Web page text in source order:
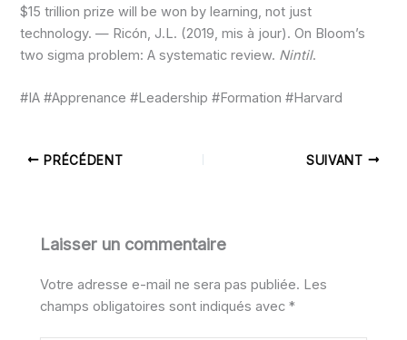
$15 trillion prize will be won by learning, not just
technology. — Ricón, J.L. (2019, mis à jour). On Bloom’s
two sigma problem: A systematic review. Nintil.
#IA #Apprenance #Leadership #Formation #Harvard
PRÉCÉDENT SUIVANT
Laisser un commentaire
Votre adresse e-mail ne sera pas publiée. Les
champs obligatoires sont indiqués avec*